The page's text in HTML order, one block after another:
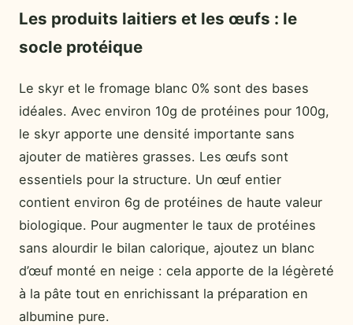
Les produits laitiers et les œufs : le
socle protéique
Le skyr et le fromage blanc 0% sont des bases
idéales. Avec environ 10g de protéines pour 100g,
le skyr apporte une densité importante sans
ajouter de matières grasses. Les œufs sont
essentiels pour la structure. Un œuf entier
contient environ 6g de protéines de haute valeur
biologique. Pour augmenter le taux de protéines
sans alourdir le bilan calorique, ajoutez un blanc
d’œuf monté en neige : cela apporte de la légèreté
à la pâte tout en enrichissant la préparation en
albumine pure.